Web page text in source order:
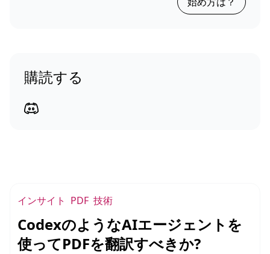
購読する
インサイト PDF 技術
CodexのようなAIエージェントを
使ってPDFを翻訳すべきか?